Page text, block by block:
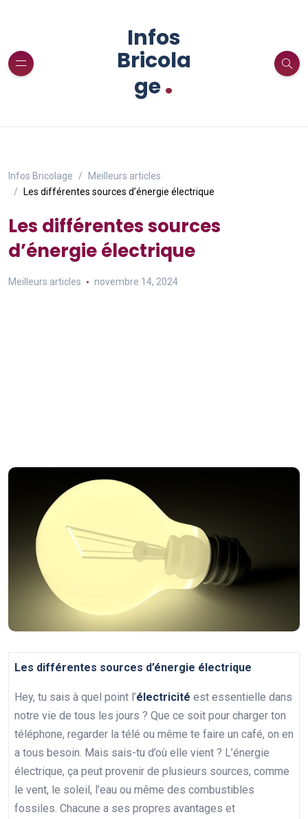
Infos
Bricola
ge.
Infos Bricolage
Meilleurs articles
Les différentes sources d’énergie électrique
Les différentes sources
d’énergie électrique
Meilleurs articles novembre 14, 2024
Les différentes sources d’énergie électrique
Hey, tu sais à quel point l’électricité est essentielle dans
notre vie de tous les jours ? Que ce soit pour charger ton
téléphone, regarder la télé ou même te faire un café, on en
a tous besoin. Mais sais-tu d’où elle vient ? L’énergie
électrique, ça peut provenir de plusieurs sources, comme
le vent, le soleil, l’eau ou même des combustibles
fossiles. Chacune a ses propres avantages et